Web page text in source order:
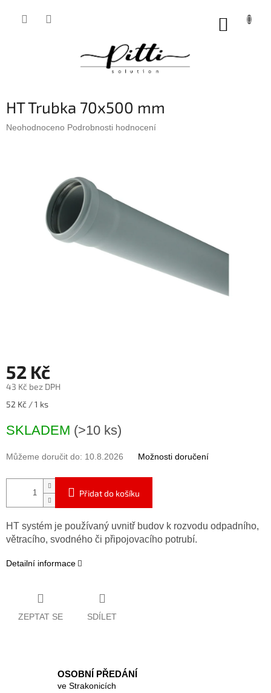
HT Trubka 70x500 mm
Průměrné
hvězdiček.
Neohodnoceno Podrobnosti hodnocení
52 Kč
43 Kč bez DPH
Měrná
52 Kč / 1 ks
SKLADEM (>10 ks)
Můžeme doručit do: 10.8.2026 Možnosti doručení
Přidat do košíku
HT systém je používaný uvnitř budov k rozvodu odpadního,
větracího, svodného či připojovacího potrubí.
Detailní informace
ZEPTAT SE SDÍLET
OSOBNÍ PŘEDÁNÍ
ve Strakonicích